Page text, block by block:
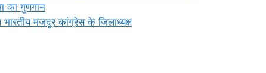
का गुणगान
मजदूर कांग्रेस के जिलाध्यक्ष